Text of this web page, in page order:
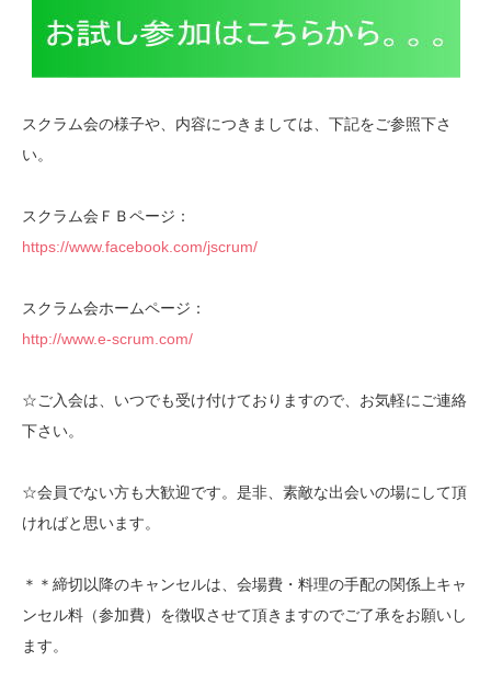
スクラム会の様子や、内容につきましては、下記をご参照下さ
い。
スクラム会ＦＢページ：
https://www.facebook.com/jscrum/
スクラム会ホームページ：
http://www.e-scrum.com/
☆ご入会は、いつでも受け付けておりますので、お気軽にご連絡
下さい。
☆会員でない方も大歓迎です。是非、素敵な出会いの場にして頂
ければと思います。
＊＊締切以降のキャンセルは、会場費・料理の手配の関係上キャ
ンセル料（参加費）を徴収させて頂きますのでご了承をお願いし
ます。